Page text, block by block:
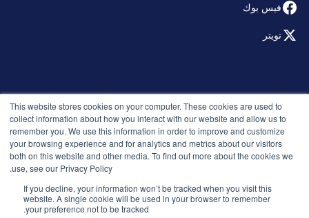
This website stores cookies on your computer. These cookies are used to
collect information about how you interact with our website and allow us to
remember you. We use this information in order to improve and customize
your browsing experience and for analytics and metrics about our visitors
both on this website and other media. To find out more about the cookies we
use, see our Privacy Policy.
If you decline, your information won’t be tracked when you visit this
website. A single cookie will be used in your browser to remember
your preference not to be tracked.
فيس بوك
تويتر
سياسة الخصوصية
الإصدارات
الأمان والامتثال
الشروط والأحكام